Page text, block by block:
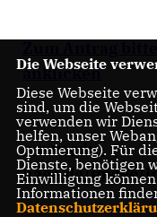
anklicken
www.cdu-
hage.de/image/
Die Webseite
Diese Webseite
sind, um die
verwenden wir
helfen, unser
Optmierung). Für
Dienste, benötigen
Einwilligung
Informationen